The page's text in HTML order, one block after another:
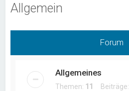
Allgemein
Forum
Allgemeines
Themen: 11 Beiträge: